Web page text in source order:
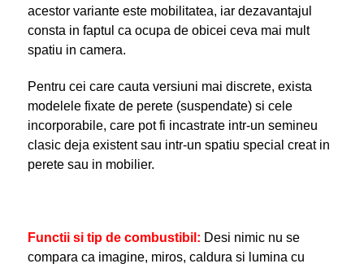
acestor variante este mobilitatea, iar dezavantajul
consta in faptul ca ocupa de obicei ceva mai mult
spatiu in camera.
Pentru cei care cauta versiuni mai discrete, exista
modelele fixate de perete (suspendate) si cele
incorporabile, care pot fi incastrate intr-un semineu
clasic deja existent sau intr-un spatiu special creat in
perete sau in mobilier.
Functii si tip de combustibil : Desi nimic nu se
compara ca imagine, miros, caldura si lumina cu